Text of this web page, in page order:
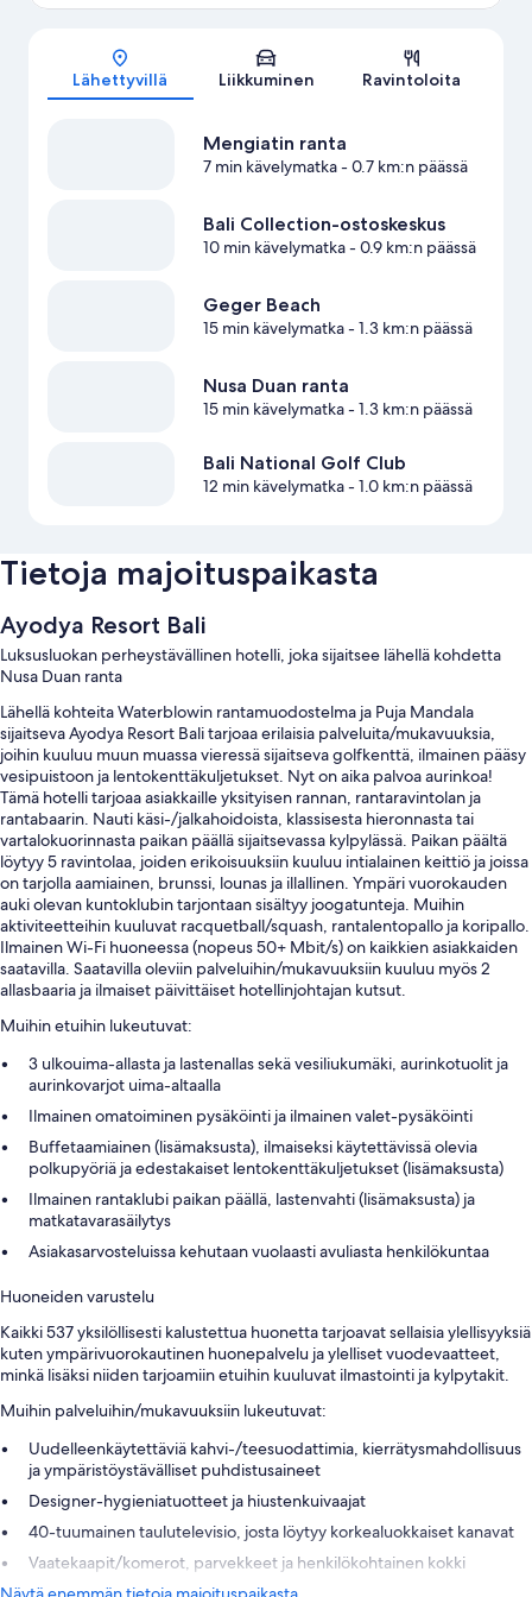
Kartta
Lähettyvillä Liikkuminen Ravintoloita
Mengiatin ranta
7 min kävelymatka- 0.7 km:n päässä
Bali Collection-ostoskeskus
10 min kävelymatka- 0.9 km:n päässä
Geger Beach
15 min kävelymatka- 1.3 km:n päässä
Nusa Duan ranta
15 min kävelymatka- 1.3 km:n päässä
Bali National Golf Club
12 min kävelymatka- 1.0 km:n päässä
Tietoja majoituspaikasta
Ayodya Resort Bali
Luksusluokan perheystävällinen hotelli, joka sijaitsee lähellä kohdetta
Nusa Duan ranta
Lähellä kohteita Waterblowin rantamuodostelma ja Puja Mandala
sijaitseva Ayodya Resort Bali tarjoaa erilaisia palveluita/mukavuuksia,
joihin kuuluu muun muassa vieressä sijaitseva golfkenttä, ilmainen pääsy
vesipuistoon ja lentokenttäkuljetukset. Nyt on aika palvoa aurinkoa!
Tämä hotelli tarjoaa asiakkaille yksityisen rannan, rantaravintolan ja
rantabaarin. Nauti käsi-/jalkahoidoista, klassisesta hieronnasta tai
vartalokuorinnasta paikan päällä sijaitsevassa kylpylässä. Paikan päältä
löytyy 5 ravintolaa, joiden erikoisuuksiin kuuluu intialainen keittiö ja joissa
on tarjolla aamiainen, brunssi, lounas ja illallinen. Ympäri vuorokauden
auki olevan kuntoklubin tarjontaan sisältyy joogatunteja. Muihin
aktiviteetteihin kuuluvat racquetball/squash, rantalentopallo ja koripallo.
Ilmainen Wi-Fi huoneessa (nopeus 50+ Mbit/s) on kaikkien asiakkaiden
saatavilla. Saatavilla oleviin palveluihin/mukavuuksiin kuuluu myös 2
allasbaaria ja ilmaiset päivittäiset hotellinjohtajan kutsut.
Muihin etuihin lukeutuvat:
3 ulkouima-allasta ja lastenallas sekä vesiliukumäki, aurinkotuolit ja
aurinkovarjot uima-altaalla
Ilmainen omatoiminen pysäköinti ja ilmainen valet-pysäköinti
Buffetaamiainen (lisämaksusta), ilmaiseksi käytettävissä olevia
polkupyöriä ja edestakaiset lentokenttäkuljetukset (lisämaksusta)
Ilmainen rantaklubi paikan päällä, lastenvahti (lisämaksusta) ja
matkatavarasäilytys
Asiakasarvosteluissa kehutaan vuolaasti avuliasta henkilökuntaa
Huoneiden varustelu
Kaikki 537 yksilöllisesti kalustettua huonetta tarjoavat sellaisia ylellisyyksiä
kuten ympärivuorokautinen huonepalvelu ja ylelliset vuodevaatteet,
minkä lisäksi niiden tarjoamiin etuihin kuuluvat ilmastointi ja kylpytakit.
Muihin palveluihin/mukavuuksiin lukeutuvat:
Uudelleenkäytettäviä kahvi-/teesuodattimia, kierrätysmahdollisuus
ja ympäristöystävälliset puhdistusaineet
Designer-hygieniatuotteet ja hiustenkuivaajat
40-tuumainen taulutelevisio, josta löytyy korkealuokkaiset kanavat
Vaatekaapit/komerot, parvekkeet ja henkilökohtainen kokki